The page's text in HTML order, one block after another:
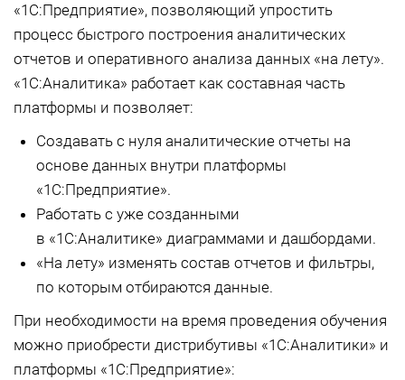
«1С:Предприятие», позволяющий упростить
процесс быстрого построения аналитических
отчетов и оперативного анализа данных «на лету».
«1С:Аналитика» работает как составная часть
платформы и позволяет:
Создавать с нуля аналитические отчеты на
основе данных внутри платформы
«1С:Предприятие».
Работать с уже созданными
в «1С:Аналитике» диаграммами и дашбордами.
«На лету» изменять состав отчетов и фильтры,
по которым отбираются данные.
При необходимости на время проведения обучения
можно приобрести дистрибутивы «1С:Аналитики» и
платформы «1С:Предприятие»: